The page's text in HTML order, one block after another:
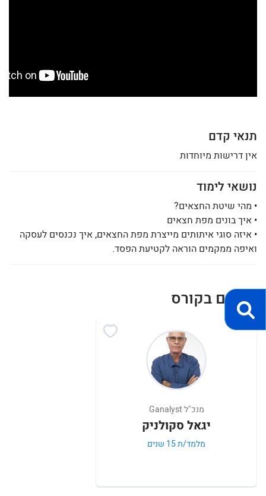
תנאי קדם
אין דרישות מיוחדות
נושאי לימוד
• מהי שיטת החצאים?
• איך בונים מפת חצאים
• איזה סוגי איתותים מייצרת מפת החצאים, איך נכנסים לעסקה
ואיפה ממקמים הוראה לקטיעת הפסד.
מרצים בקורס
מנכ"ל Ganalyst
יגאל סקולניק
מלמד/ת 15 שנים